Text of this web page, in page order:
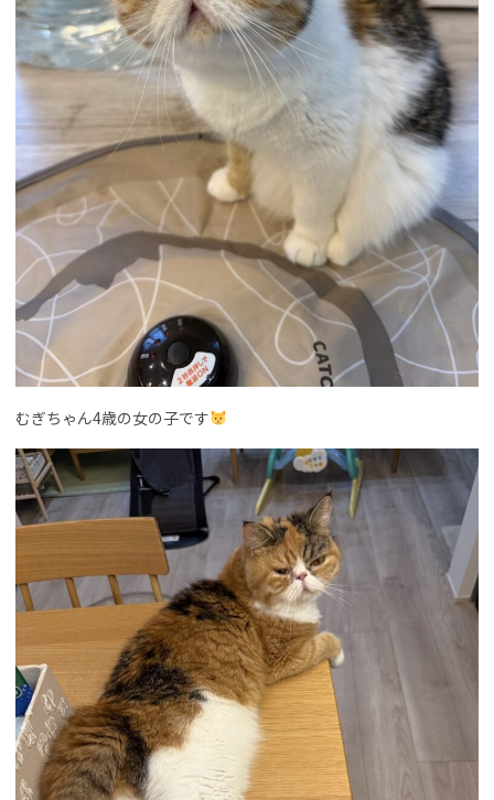
むぎちゃん4歳の女の子です